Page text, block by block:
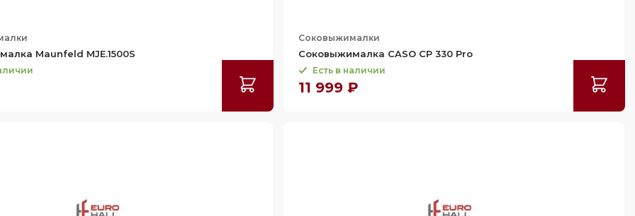
Maunfeld MJE.1500S
Соковыжималки
Соковыжималка CASO CP 330 Pro
Есть в наличии
11 999 ₽